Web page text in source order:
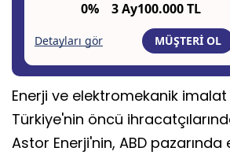
Enerji ve elektromekanik
Türkiye'nin öncü
Astor Enerji'nin, ABD